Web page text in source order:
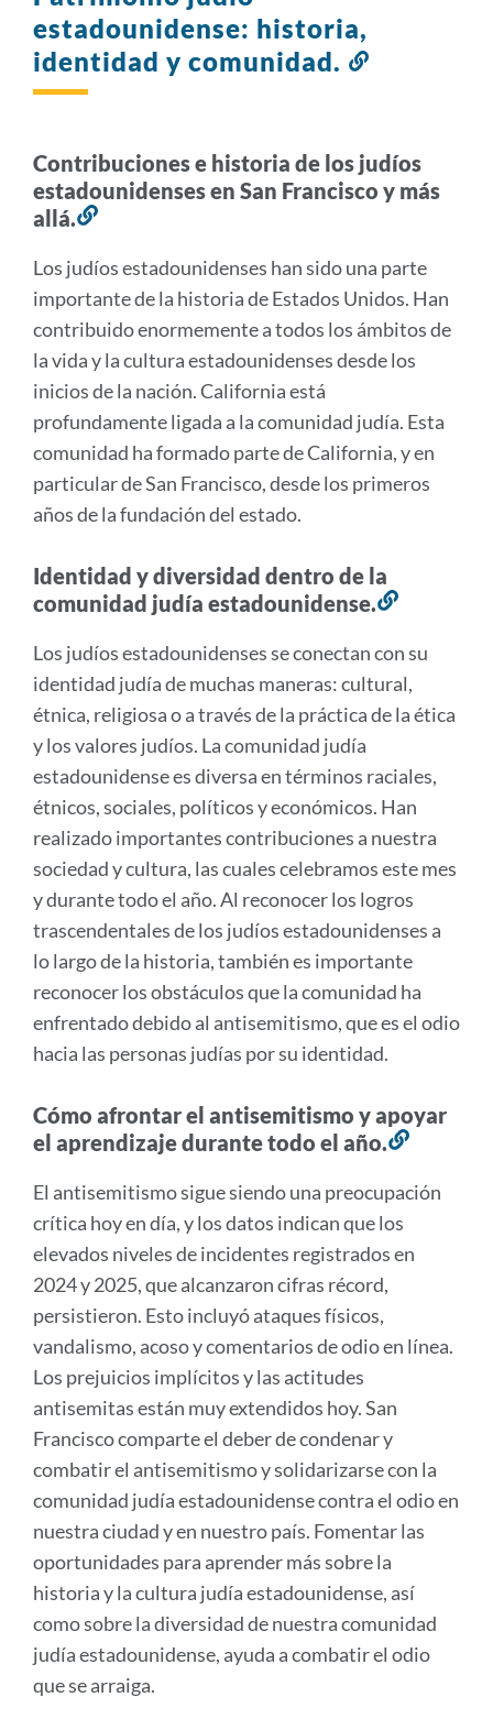
estadounidense: historia,
identidad y comunidad.
Contribuciones e historia de los judíos
estadounidenses en San Francisco y más
allá.
esta
sección
Los judíos estadounidenses han sido una parte
importante de la historia de Estados Unidos. Han
contribuido enormemente a todos los ámbitos de
la vida y la cultura estadounidenses desde los
inicios de la nación. California está
profundamente ligada a la comunidad judía. Esta
comunidad ha formado parte de California, y en
particular de San Francisco, desde los primeros
años de la fundación del estado.
Identidad y diversidad dentro de la
comunidad judía estadounidense.
esta
sección
Los judíos estadounidenses se conectan con su
identidad judía de muchas maneras: cultural,
étnica, religiosa o a través de la práctica de la ética
y los valores judíos. La comunidad judía
estadounidense es diversa en términos raciales,
étnicos, sociales, políticos y económicos. Han
realizado importantes contribuciones a nuestra
sociedad y cultura, las cuales celebramos este mes
y durante todo el año. Al reconocer los logros
trascendentales de los judíos estadounidenses a
lo largo de la historia, también es importante
reconocer los obstáculos que la comunidad ha
enfrentado debido al antisemitismo, que es el odio
hacia las personas judías por su identidad.
Cómo afrontar el antisemitismo y apoyar
el aprendizaje durante todo el año.
esta
El antisemitismo sigue siendo una preocupación
crítica hoy en día, y los datos indican que los
elevados niveles de incidentes registrados en
2024 y 2025, que alcanzaron cifras récord,
persistieron. Esto incluyó ataques físicos,
vandalismo, acoso y comentarios de odio en línea.
Los prejuicios implícitos y las actitudes
antisemitas están muy extendidos hoy. San
Francisco comparte el deber de condenar y
combatir el antisemitismo y solidarizarse con la
comunidad judía estadounidense contra el odio en
nuestra ciudad y en nuestro país. Fomentar las
oportunidades para aprender más sobre la
historia y la cultura judía estadounidense, así
como sobre la diversidad de nuestra comunidad
judía estadounidense, ayuda a combatir el odio
que se arraiga.